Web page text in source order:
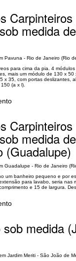
medida
Pavuna - Rio de Janeiro (Rio
para cima da pia. 4
mais um módulo de 130 x 50
x 35, com portas deslizantes,
(a x l).
medida
(Guadalupe)
Guadalupe - Rio de Janeiro
um banheiro pequeno e por
para lavabo, seria nas
e 15 de largura.
medida
Jardim Meriti - São João de